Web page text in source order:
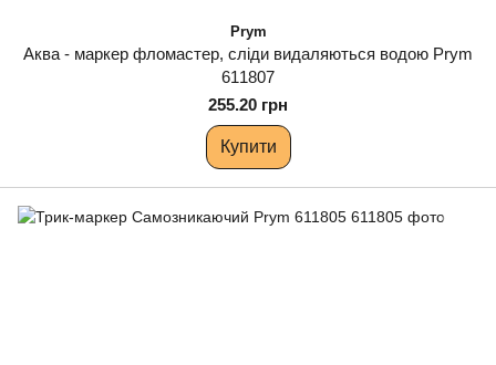
Prym
Аква - маркер фломастер, сліди видаляються водою Prym
611807
255.20 грн
Купити